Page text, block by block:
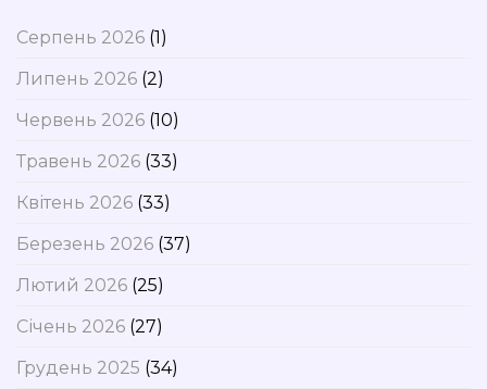
Серпень 2026 (1)
Липень 2026 (2)
Червень 2026 (10)
Травень 2026 (33)
Квітень 2026 (33)
Березень 2026 (37)
Лютий 2026 (25)
Січень 2026 (27)
Грудень 2025 (34)